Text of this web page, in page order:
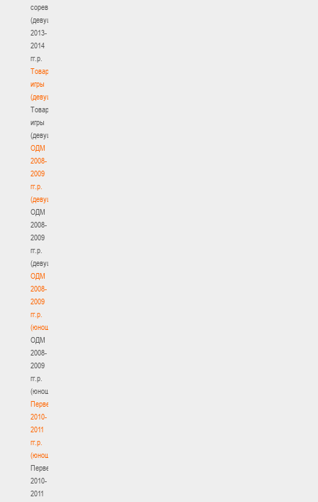
соревнования
(девушки)
2013-
2014
гг.р.
Товарищеские
игры
(девушки)
Товарищеские
игры
(девушки)
ОДМ
2008-
2009
гг.р.
(девушки)
ОДМ
2008-
2009
гг.р.
(девушки)
ОДМ
2008-
2009
гг.р.
(юноши)
ОДМ
2008-
2009
гг.р.
(юноши)
Первенство
2010-
2011
гг.р.
(юноши)
Первенство
2010-
2011